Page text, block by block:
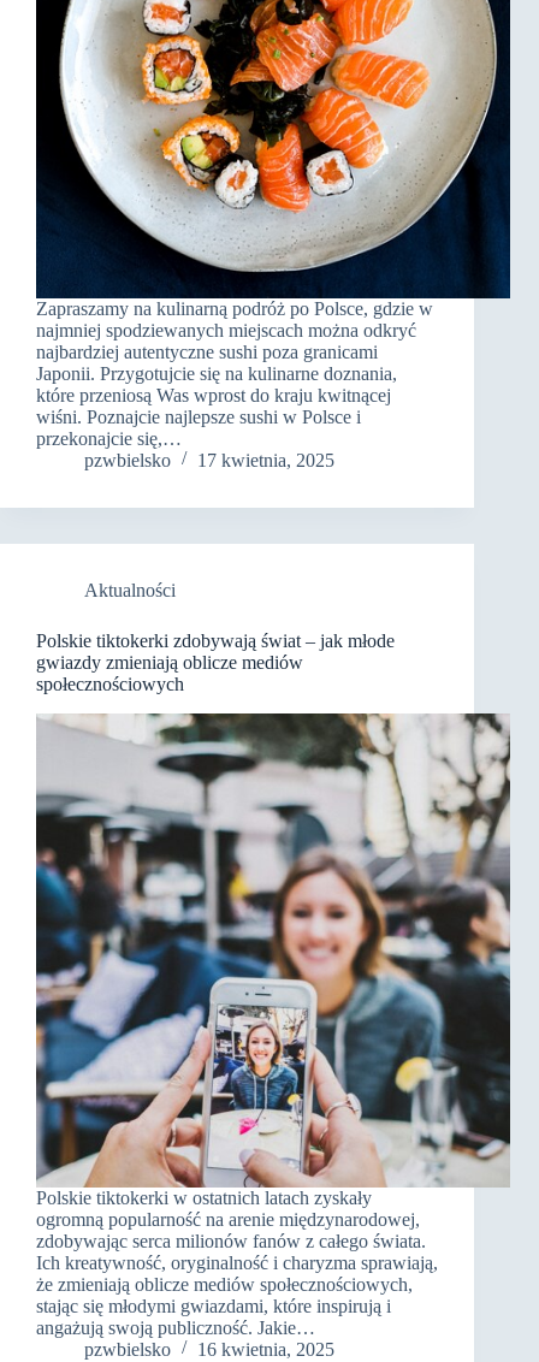
Zapraszamy na kulinarną podróż po Polsce, gdzie w
najmniej spodziewanych miejscach można odkryć
najbardziej autentyczne sushi poza granicami
Japonii. Przygotujcie się na kulinarne doznania,
które przeniosą Was wprost do kraju kwitnącej
wiśni. Poznajcie najlepsze sushi w Polsce i
przekonajcie się,…
pzwbielsko
17 kwietnia, 2025
Aktualności
Polskie tiktokerki zdobywają świat – jak młode
gwiazdy zmieniają oblicze mediów
społecznościowych
Polskie tiktokerki w ostatnich latach zyskały
ogromną popularność na arenie międzynarodowej,
zdobywając serca milionów fanów z całego świata.
Ich kreatywność, oryginalność i charyzma sprawiają,
że zmieniają oblicze mediów społecznościowych,
stając się młodymi gwiazdami, które inspirują i
angażują swoją publiczność. Jakie…
pzwbielsko
16 kwietnia, 2025